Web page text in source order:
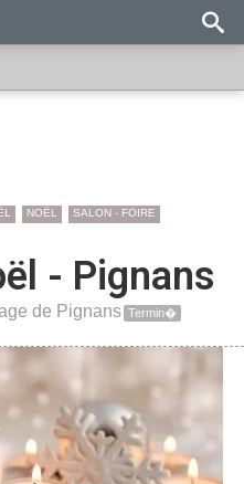
NOËL SALON - FOIRE
- Pignans
de Pignans Termin�